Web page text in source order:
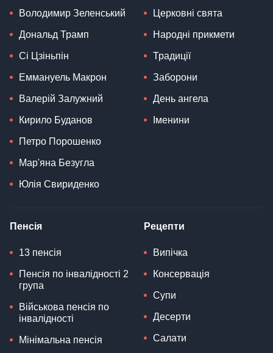
Володимир Зеленський
Дональд Трамп
Сі Цзіньпін
Еммануель Макрон
Валерій Залужний
Кирило Буданов
Петро Порошенко
Мар'яна Безугла
Юлія Свириденко
Церковні свята
Народні прикмети
Традиції
Заборони
День ангела
Іменини
Пенсія
13 пенсія
Пенсія по інвалідності 2
група
Військова пенсія по
інвалідності
Мінімальна пенсія
Рецепти
Випічка
Консервація
Супи
Десерти
Салати